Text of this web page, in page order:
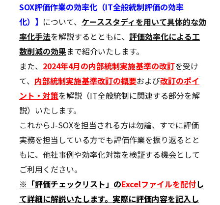
SOX評価作業の効率化（IT全般統制評価の効率
化）】 について、 ケーススタディを用いて具体的な効
率化手法を解説するとともに、 評価効率化による工
数削減の効果まで紹介いたします。
また、 2024年4月の内部統制実施基準の改訂を受け
て、 内部統制実施基準改訂の概要および改訂のポイ
ント・対策を解説（IT全般統制に関連する部分を解
説）いたします。
これからJ-SOXを担当される方は勿論、すでに評価
実務を担当している方でも評価作業を振り返るとと
もに、他社事例や効率化対策を検証する機会として
ご利用ください。
※「評価チェックリスト」のExcelファイルを配付し
て詳細に解説いたします。実際に評価内容を記入し